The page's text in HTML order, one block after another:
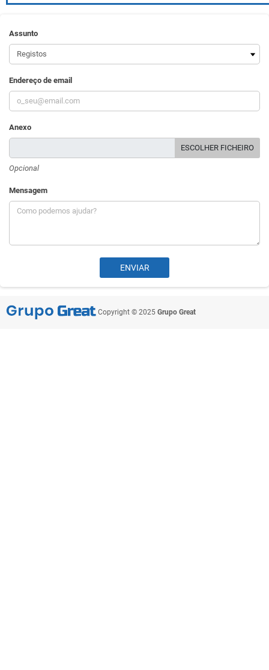
Assunto
Endereço de email
Anexo
ESCOLHER FICHEIRO
Opcional
Mensagem
Copyright © 2025 Grupo Great